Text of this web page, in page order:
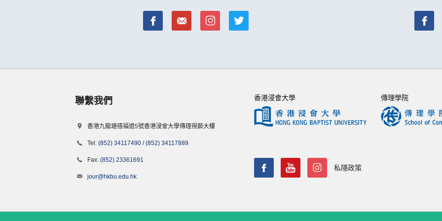
聯繫我們
香港九龍塘禧福道5號香港浸會大學傳理視藝大樓
Tel: (852) 34117490 /(852) 34117889
Fax: (852) 23361691
jour@hkbu.edu.hk
香港浸會大學 傳理學院
私隱政策